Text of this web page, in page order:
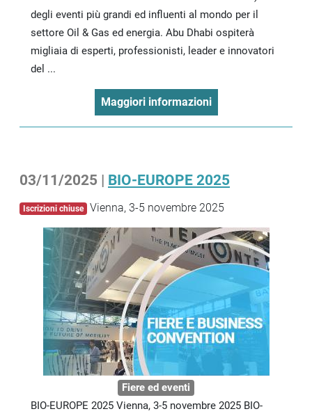
degli eventi più grandi ed influenti al mondo per il
settore Oil & Gas ed energia. Abu Dhabi ospiterà
migliaia di esperti, professionisti, leader e innovatori
del ...
Maggiori informazioni
03/11/2025 | BIO-EUROPE 2025
Iscrizioni chiuse Vienna, 3-5 novembre 2025
Fiere ed eventi
BIO-EUROPE 2025 Vienna, 3-5 novembre 2025 BIO-